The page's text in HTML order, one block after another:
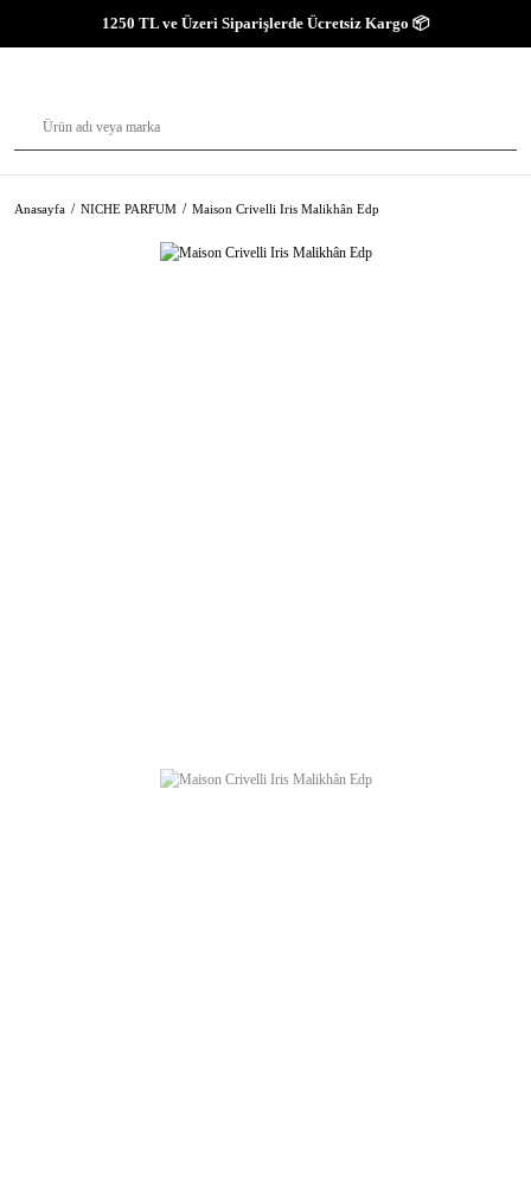
1250 TL ve Üzeri Siparişlerde Ücretsiz Kargo 📦
Anasayfa NICHE PARFUM Maison Crivelli Iris Malikhân Edp